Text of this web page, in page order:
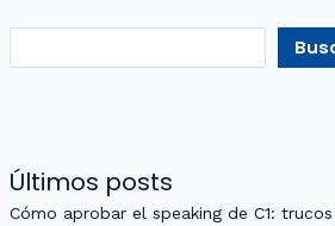
Últimos posts
Cómo aprobar el speaking de C1: